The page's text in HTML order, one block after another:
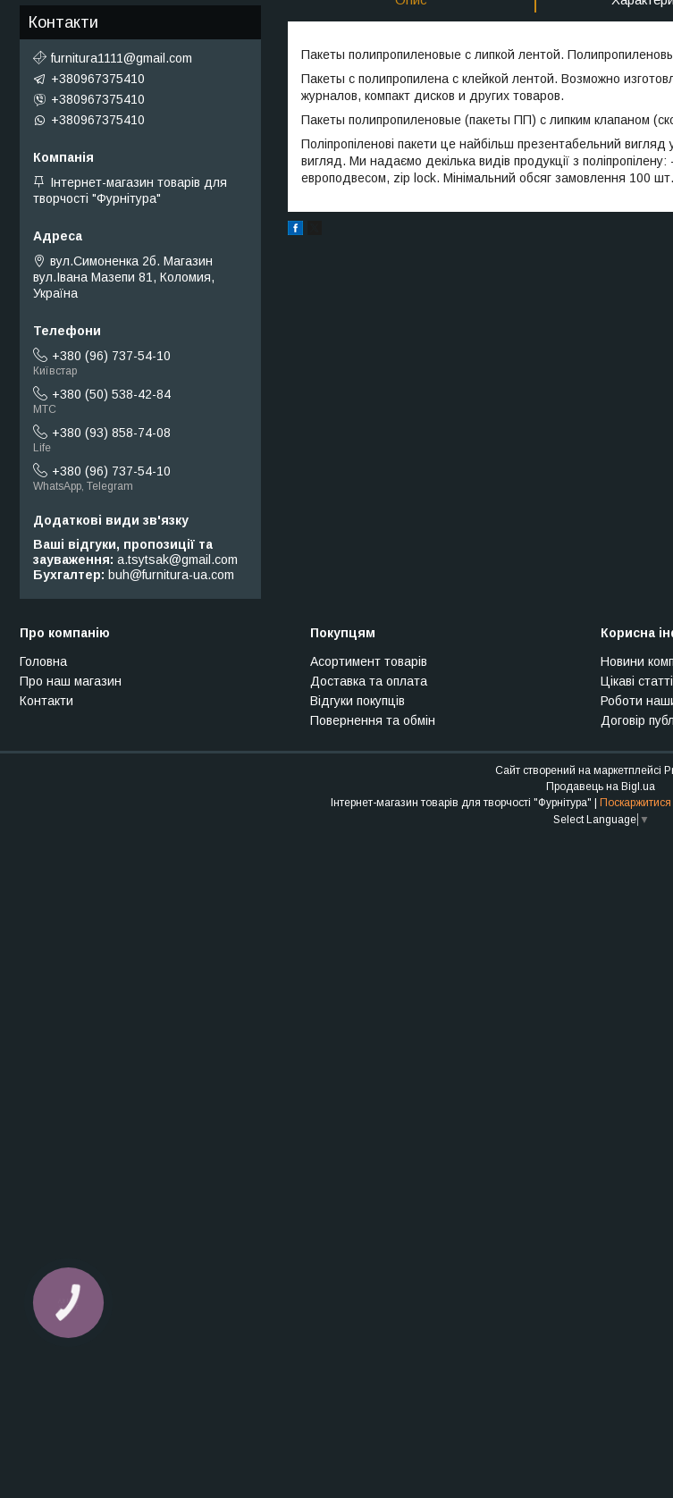
Пакеты полипропиленовые с липкой лентой.
Пакеты с полипропилена с клейкой лентой. Возможно
журналов, компакт дисков и других товаров.
Пакеты полипропиленовые (пакеты ПП) с липким клапаном
Поліпропіленові пакети це найбільш презентабельний
вигляд. Ми надаємо декілька видів продукції з
европодвесом, zip lock. Мінімальний обсяг замовлення 100 шт.
Контакти
furnitura1111@gmail.com
+380967375410
+380967375410
+380967375410
Інтернет-магазин товарів для
творчості "Фурнітура"
вул.Симоненка 2б. Магазин
вул.Івана Мазепи 81, Коломия,
Україна
+380 (96) 737-54-10
Київстар
+380 (50) 538-42-84
МТС
+380 (93) 858-74-08
Life
+380 (96) 737-54-10
WhatsApp, Telegram
Ваші відгуки, пропозиції та
зауваження a.tsytsak@gmail.com
Бухгалтер
buh@furnitura-ua.com
Про компанію
Головна
Про наш магазин
Контакти
Покупцям
Асортимент товарів
Доставка та оплата
Відгуки покупців
Повернення та обмін
Корисна
Новини
Цікаві статті
Роботи
Договір
Сайт створений на маркетплейсі
Продавець на Bigl.ua
Інтернет-магазин товарів для творчості "Фурнітура" | Поскаржитися
Select Language ▼
КНОПКА
ЗВ'ЯЗКУ